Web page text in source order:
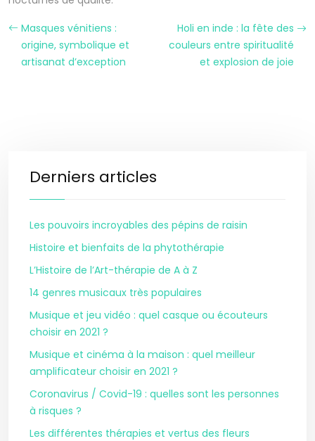
Masques vénitiens :
origine, symbolique et
artisanat d’exception
Holi en inde : la fête des
couleurs entre spiritualité
et explosion de joie
Derniers articles
Les pouvoirs incroyables des pépins de raisin
Histoire et bienfaits de la phytothérapie
L’Histoire de l’Art-thérapie de A à Z
14 genres musicaux très populaires
Musique et jeu vidéo : quel casque ou écouteurs
choisir en 2021 ?
Musique et cinéma à la maison : quel meilleur
amplificateur choisir en 2021 ?
Coronavirus / Covid-19 : quelles sont les personnes
à risques ?
Les différentes thérapies et vertus des fleurs